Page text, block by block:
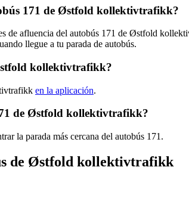
171 de Østfold kollektivtrafikk?
de afluencia del autobús 171 de Østfold
llegue a tu parada de autobús.
kollektivtrafikk?
en la aplicación.
de Østfold kollektivtrafikk?
la parada más cercana del autobús 171.
de Østfold kollektivtrafikk